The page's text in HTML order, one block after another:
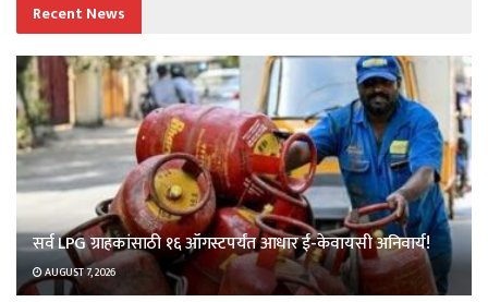
Recent News
सर्व LPG ग्राहकांसाठी १६ ऑगस्टपर्यंत आधार ई-केवायसी अनिवार्य!
AUGUST 7, 2026